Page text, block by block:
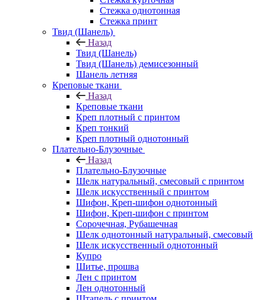
Стежка однотонная
Стежка принт
Твид (Шанель)
Назад
Твид (Шанель)
Твид (Шанель) демисезонный
Шанель летняя
Креповые ткани
Назад
Креповые ткани
Креп плотный с принтом
Креп тонкий
Креп плотный однотонный
Плательно-Блузочные
Назад
Плательно-Блузочные
Шелк натуральный, смесовый с принтом
Шелк искусственный с принтом
Шифон, Креп-шифон однотонный
Шифон, Креп-шифон с принтом
Сорочечная, Рубашечная
Шелк однотонный натуральный, смесовый
Шелк искусственный однотонный
Купро
Шитье, прошва
Лен с принтом
Лен однотонный